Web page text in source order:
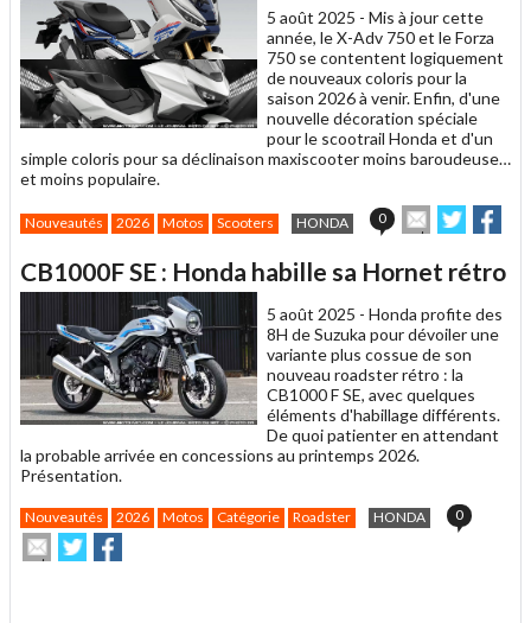
5 août 2025 - Mis à jour cette
année, le X-Adv 750 et le Forza
750 se contentent logiquement
de nouveaux coloris pour la
saison 2026 à venir. Enfin, d'une
nouvelle décoration spéciale
pour le scootrail Honda et d'un
simple coloris pour sa déclinaison maxiscooter moins baroudeuse…
et moins populaire.
Nouveautés 2026 Motos Scooters HONDA 0
Envoyer
cet
à
ami
Partager
sur sur
CB1000F SE : Honda habille sa Hornet rétro
5 août 2025 - Honda profite des
8H de Suzuka pour dévoiler une
variante plus cossue de son
nouveau roadster rétro : la
CB1000 F SE, avec quelques
éléments d'habillage différents.
De quoi patienter en attendant
la probable arrivée en concessions au printemps 2026.
Présentation.
Nouveautés 2026 Motos Catégorie Roadster HONDA 0
Envoyer
cet
Partager
sur
sur